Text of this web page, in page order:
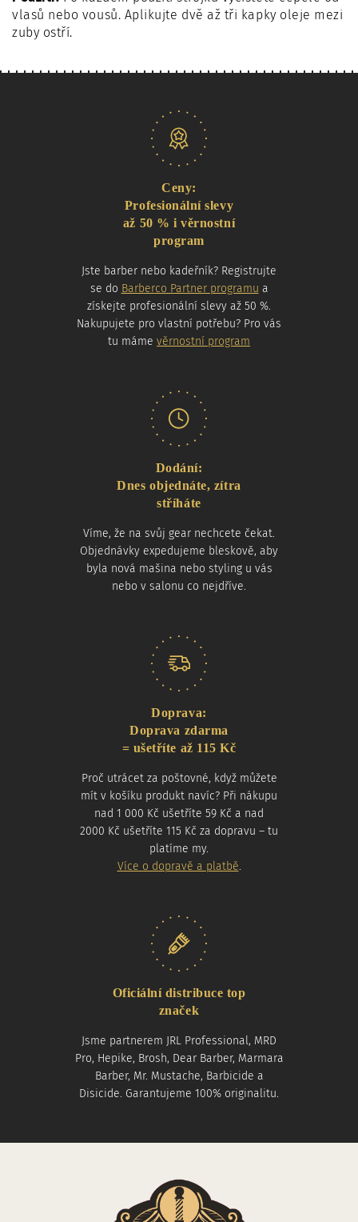
vlasů nebo vousů. Aplikujte dvě až tři kapky oleje mezi
zuby ostří.
Ceny:
Profesionální slevy
až 50 % i věrnostní
program
Jste barber nebo kadeřník? Registrujte
se do Barberco Partner programu a
získejte profesionální slevy až 50 %.
Nakupujete pro vlastní potřebu? Pro vás
tu máme věrnostní program
Dodání:
Dnes objednáte, zítra
stříháte
Víme, že na svůj gear nechcete čekat.
Objednávky expedujeme bleskově, aby
byla nová mašina nebo styling u vás
nebo v salonu co nejdříve.
Doprava:
Doprava zdarma
= ušetříte až 115 Kč
Proč utrácet za poštovné, když můžete
mít v košíku produkt navíc? Při nákupu
nad 1 000 Kč ušetříte 59 Kč a nad
2000 Kč ušetříte 115 Kč za dopravu – tu
platíme my.
Více o dopravě a platbě.
Oficiální distribuce top
značek
Jsme partnerem JRL Professional, MRD
Pro, Hepike, Brosh, Dear Barber, Marmara
Barber, Mr. Mustache, Barbicide a
Disicide. Garantujeme 100% originalitu.